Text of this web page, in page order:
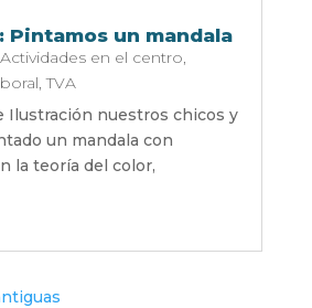
Pintamos un mandala
Actividades en el centro
,TVA
Ilustración nuestros chicos y
un mandala con
la teoría del color,